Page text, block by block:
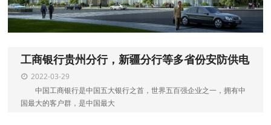
工商银行贵州分行，新疆分行等多省份安防供电
2022-03-29
中国工商银行是中国五大银行之首，世界五百强企业之一，拥有中
国最大的客户群，是中国最大